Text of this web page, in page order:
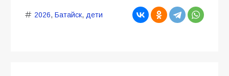
2026, Батайск, дети